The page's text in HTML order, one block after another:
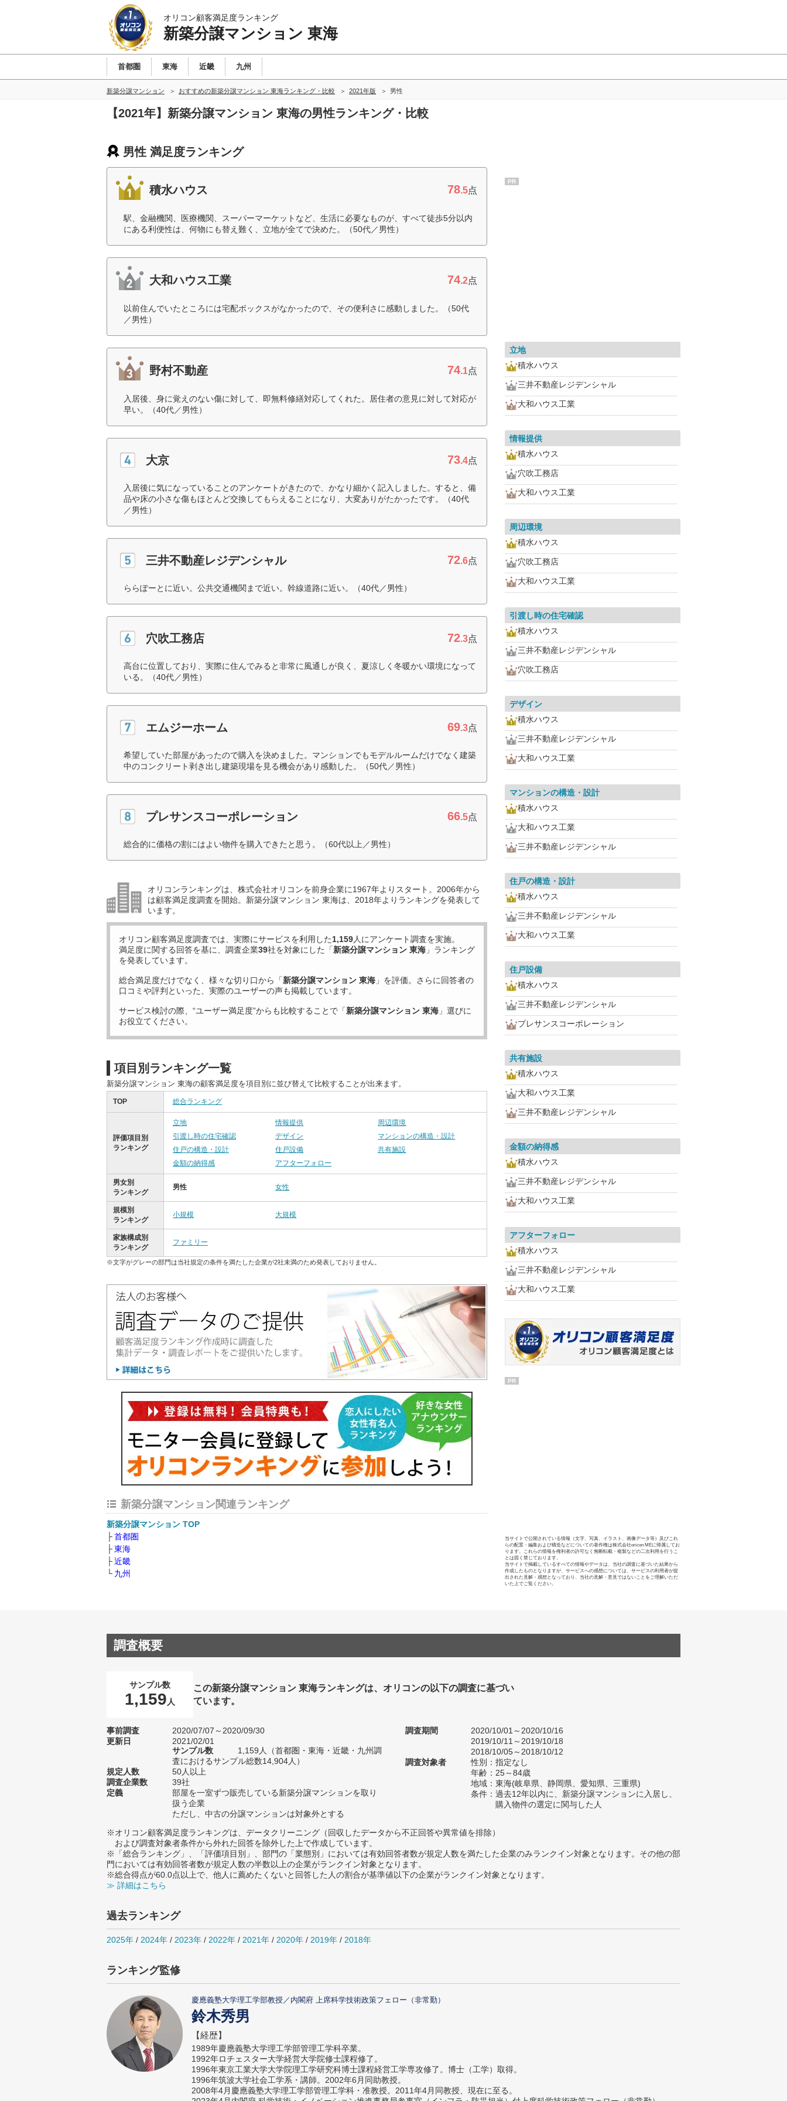
オリコン顧客満足度ランキング
新築分譲マンション 東海
首都圏 東海 近畿 九州
新築分譲マンション おすすめの新築分譲マンション 東海ランキング・比較 2021年版 男性
【2021年】新築分譲マンション 東海の男性ランキング・比較
男性 満足度ランキング
積水ハウス 78.5点
駅、金融機関、医療機関、スーパーマーケットなど、生活に必要なものが、すべて徒歩5分以内
にある利便性は、何物にも替え難く、立地が全てで決めた。（50代／男性）
大和ハウス工業 74.2点
以前住んでいたところには宅配ボックスがなかったので、その便利さに感動しました。（50代
／男性）
野村不動産 74.1点
入居後、身に覚えのない傷に対して、即無料修繕対応してくれた。居住者の意見に対して対応が
早い。（40代／男性）
大京 73.4点
入居後に気になっていることのアンケートがきたので、かなり細かく記入しました。すると、備
品や床の小さな傷もほとんど交換してもらえることになり、大変ありがたかったです。（40代
／男性）
三井不動産レジデンシャル 72.6点
ららぽーとに近い。公共交通機関まで近い。幹線道路に近い。（40代／男性）
穴吹工務店 72.3点
高台に位置しており、実際に住んでみると非常に風通しが良く、夏涼しく冬暖かい環境になって
いる。（40代／男性）
エムジーホーム 69.3点
希望していた部屋があったので購入を決めました。マンションでもモデルルームだけでなく建築
中のコンクリート剥き出し建築現場を見る機会があり感動した。（50代／男性）
プレサンスコーポレーション 66.5点
総合的に価格の割にはよい物件を購入できたと思う。（60代以上／男性）
オリコンランキングは、株式会社オリコンを前身企業に1967年よりスタート。2006年から
は顧客満足度調査を開始。新築分譲マンション 東海は、2018年よりランキングを発表して
います。
オリコン顧客満足度調査では、実際にサービスを利用した1,159人にアンケート調査を実施。
満足度に関する回答を基に、調査企業39社を対象にした「新築分譲マンション 東海 」ランキング
を発表しています。
総合満足度だけでなく、様々な切り口から「新築分譲マンション 東海 」を評価。さらに回答者の
口コミや評判といった、実際のユーザーの声も掲載しています。
サービス検討の際、“ユーザー満足度”からも比較することで「新築分譲マンション 東海 」選びに
お役立てください。
項目別ランキング一覧
新築分譲マンション 東海の顧客満足度を項目別に並び替えて比較することが出来ます。
TOP 総合ランキング
評価項目別
ランキング
立地 情報提供
周辺環境
引渡し時の住宅確認
デザイン
マンションの構造・設計
住戸の構造・設計
住戸設備
共有施設
金額の納得感
アフターフォロー
男女別
ランキング
男性 女性
規模別
ランキング
小規模 大規模
家族構成別
ランキング
ファミリー
※文字がグレーの部門は当社規定の条件を満たした企業が2社未満のため発表しておりません。
新築分譲マンション関連ランキング
新築分譲マンション TOP
首都圏
東海
近畿
九州
PR
立地
積水ハウス
三井不動産レジデンシャル
大和ハウス工業
情報提供
積水ハウス
穴吹工務店
大和ハウス工業
周辺環境
積水ハウス
穴吹工務店
大和ハウス工業
引渡し時の住宅確認
積水ハウス
三井不動産レジデンシャル
穴吹工務店
デザイン
積水ハウス
三井不動産レジデンシャル
大和ハウス工業
マンションの構造・設計
積水ハウス
大和ハウス工業
三井不動産レジデンシャル
住戸の構造・設計
積水ハウス
三井不動産レジデンシャル
大和ハウス工業
住戸設備
積水ハウス
三井不動産レジデンシャル
プレサンスコーポレーション
共有施設
積水ハウス
大和ハウス工業
三井不動産レジデンシャル
金額の納得感
積水ハウス
三井不動産レジデンシャル
大和ハウス工業
アフターフォロー
積水ハウス
三井不動産レジデンシャル
大和ハウス工業
PR
当サイトで公開されている情報（文字、写真、イラスト、画像データ等）及びこれ
らの配置・編集および構造などについての著作権は株式会社oricon MEに帰属してお
ります。これらの情報を権利者の許可なく無断転載・複製などの二次利用を行うこ
とは固く禁じております。
当サイトで掲載しているすべての情報やデータは、当社の調査に基づいた結果から
作成したものとなりますが、サービスへの感想については、サービスの利用者が提
出された見解・感想となっており、当社の見解・意見ではないことをご理解いただ
いた上でご覧ください。
調査概要
サンプル数
1,159 人
この新築分譲マンション 東海ランキングは、オリコンの以下の調査に基づい
ています。
事前調査
2020/07/07～2020/09/30
更新日
2021/02/01
サンプル数
1,159人（首都圏・東海・近畿・九州調
査におけるサンプル総数14,904人）
規定人数
50人以上
調査企業数
39社
定義
部屋を一室ずつ販売している新築分譲マンションを取り
扱う企業
ただし、中古の分譲マンションは対象外とする
調査期間
2020/10/01～2020/10/16
2019/10/11～2019/10/18
2018/10/05～2018/10/12
調査対象者
性別：指定なし
年齢：25～84歳
地域：東海(岐阜県、静岡県、愛知県、三重県)
条件：過去12年以内に、新築分譲マンションに入居し、
購入物件の選定に関与した人
※オリコン顧客満足度ランキングは、データクリーニング（回収したデータから不正回答や異常値を排除）
および調査対象者条件から外れた回答を除外した上で作成しています。
※「総合ランキング」、「評価項目別」、部門の「業態別」においては有効回答者数が規定人数を満たした企業のみランクイン対象となります。その他の部
門においては有効回答者数が規定人数の半数以上の企業がランクイン対象となります。
※総合得点が60.0点以上で、他人に薦めたくないと回答した人の割合が基準値以下の企業がランクイン対象となります。
≫ 詳細はこちら
過去ランキング
2025年 / 2024年 / 2023年 / 2022年 / 2021年 / 2020年 / 2019年 / 2018年
ランキング監修
慶應義塾大学理工学部教授／内閣府 上席科学技術政策フェロー（非常勤）
鈴木秀男
【経歴】
1989年慶應義塾大学理工学部管理工学科卒業。
1992年ロチェスター大学経営大学院修士課程修了。
1996年東京工業大学大学院理工学研究科博士課程経営工学専攻修了。博士（工学）取得。
1996年筑波大学社会工学系・講師。2002年6月同助教授。
2008年4月慶應義塾大学理工学部管理工学科・准教授。2011年4月同教授、現在に至る。